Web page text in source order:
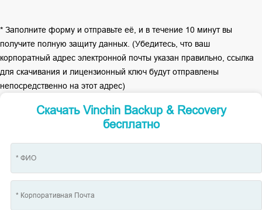
* Заполните форму и отправьте её, и в течение 10 минут вы
получите полную защиту данных. (Убедитесь, что ваш
корпоратный адрес электронной почты указан правильно, ссылка
для скачивания и лицензионный ключ будут отправлены
непосредственно на этот адрес)
Скачать Vinchin Backup & Recovery
бесплатно